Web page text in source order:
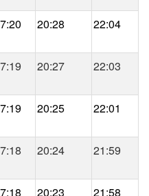
20:28 22:04
20:27 22:03
20:25 22:01
20:24 21:59
20:23 21:58